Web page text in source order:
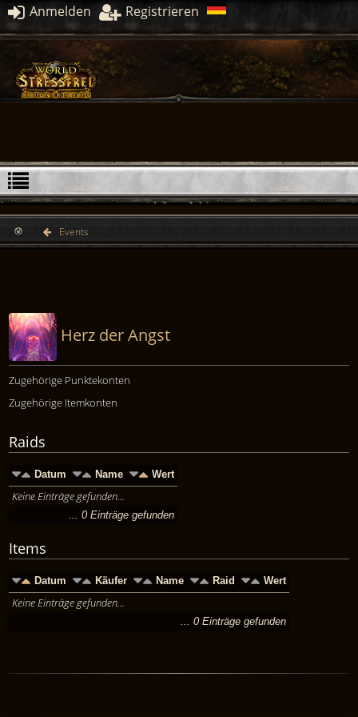
Anmelden Registrieren
Events
Herz der Angst
Zugehörige Punktekonten
Zugehörige Itemkonten
Raids
Datum Name Wert
Keine Einträge gefunden...
... 0 Einträge gefunden
Items
Datum Käufer Name Raid Wert
Keine Einträge gefunden...
... 0 Einträge gefunden